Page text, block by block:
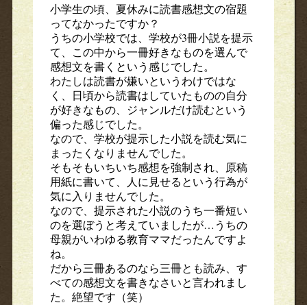
小学生の頃、夏休みに読書感想文の宿題
ってなかったですか？
うちの小学校では、学校が3冊小説を提示
て、この中から一冊好きなものを選んで
感想文を書くという感じでした。
わたしは読書が嫌いというわけではな
く、日頃から読書はしていたものの自分
が好きなもの、ジャンルだけ読むという
偏った感じでした。
なので、学校が提示した小説を読む気に
まったくなりませんでした。
そもそもいちいち感想を強制され、原稿
用紙に書いて、人に見せるという行為が
気に入りませんでした。
なので、提示された小説のうち一番短い
のを選ぼうと考えていましたが…うちの
母親がいわゆる教育ママだったんですよ
ね。
だから三冊あるのなら三冊とも読み、す
べての感想文を書きなさいと言われまし
た。絶望です（笑）